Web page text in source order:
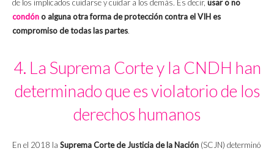
de los implicados cuidarse y cuidar a los demás. Es decir, usar o no
condóno alguna otra forma de protección contra el VIH es
compromiso de todas las partes.
4. La Suprema Corte y la CNDH han
determinado que es violatorio de los
derechos humanos
En el 2018 la Suprema Corte de Justicia de la Nación (SCJN) determinó